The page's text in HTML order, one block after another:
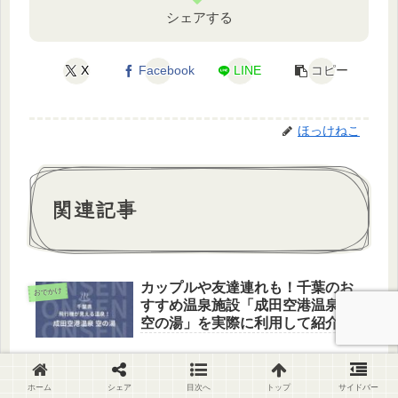
シェアする
X Facebook LINE コピー
ほっけねこ
関連記事
おでかけ
カップルや友達連れも！千葉のお
すすめ温泉施設「成田空港温泉
空の湯」を実際に利用して紹介
おでかけ
酒田観光なら行きたいおすすめス
ポット本間美術館！実際の様子と
ホーム シェア 目次へ トップ サイドバー